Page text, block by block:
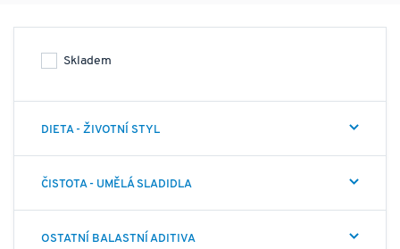
den v práci, kofein Vás nakopne k tomu, abyste podali
vše GMO free, u vybraných produktů s minimalizovaným,
nebo nulovým obsahem balastních aditiv a umělých
sladidel. Vybírat můžete opravdu z kvalitních produktů!
Skladem
DIETA - ŽIVOTNÍ STYL
ČISTOTA - UMĚLÁ SLADIDLA
OSTATNÍ BALASTNÍ ADITIVA